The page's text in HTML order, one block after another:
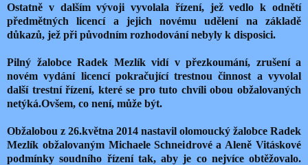
Ostatně v dalším vývoji vyvolala řízení, jež vedlo k odnětí
předmětných licencí a jejich novému udělení na základě
důkazů, jež při původním rozhodování nebyly k disposici.
Pilný žalobce Radek Mezlík vidí v přezkoumání, zrušení a
novém vydání licencí pokračující trestnou činnost a vyvolal
další trestní řízení, které se pro tuto chvíli obou obžalovaných
netýká.Ovšem, co není, může být.
Obžalobou z 26.května 2014 nastavil olomoucký žalobce Radek
Mezlík obžalovaným Michaele Schneidrové a Aleně Vitáskové
podmínky soudního řízení tak, aby je co nejvíce obtěžovalo.